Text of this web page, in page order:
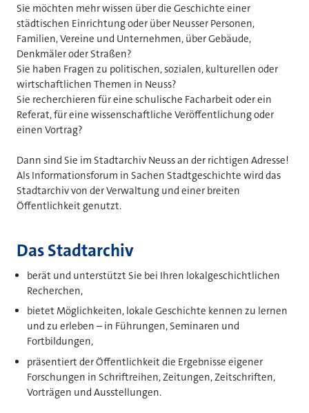
Sie möchten mehr wissen über die Geschichte einer
städtischen Einrichtung oder über Neusser Personen,
Familien, Vereine und Unternehmen, über Gebäude,
Denkmäler oder Straßen?
Sie haben Fragen zu politischen, sozialen, kulturellen oder
wirtschaftlichen Themen in Neuss?
Sie recherchieren für eine schulische Facharbeit oder ein
Referat, für eine wissenschaftliche Veröffentlichung oder
einen Vortrag?
Dann sind Sie im Stadtarchiv Neuss an der richtigen Adresse!
Als Informationsforum in Sachen Stadtgeschichte wird das
Stadtarchiv von der Verwaltung und einer breiten
Öffentlichkeit genutzt.
Das Stadtarchiv
berät und unterstützt Sie bei Ihren lokalgeschichtlichen
Recherchen,
bietet Möglichkeiten, lokale Geschichte kennen zu lernen
und zu erleben – in Führungen, Seminaren und
Fortbildungen,
präsentiert der Öffentlichkeit die Ergebnisse eigener
Forschungen in Schriftreihen, Zeitungen, Zeitschriften,
Vorträgen und Ausstellungen.